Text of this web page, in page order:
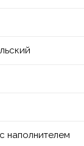
наполнителем